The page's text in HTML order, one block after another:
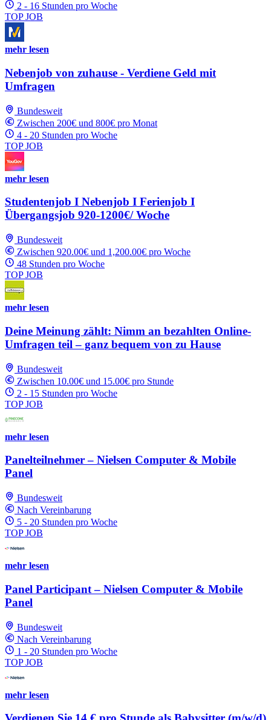
2 - 16 Stunden pro Woche
TOP JOB
mehr lesen
Nebenjob von zuhause - Verdiene Geld mit
Umfragen
Bundesweit
Zwischen 200€ und 800€ pro Monat
4 - 20 Stunden pro Woche
TOP JOB
mehr lesen
Studentenjob I Nebenjob I Ferienjob I
Übergangsjob 920-1200€/ Woche
Bundesweit
Zwischen 920.00€ und 1,200.00€ pro Woche
48 Stunden pro Woche
TOP JOB
mehr lesen
Deine Meinung zählt: Nimm an bezahlten Online-
Umfragen teil – ganz bequem von zu Hause
Bundesweit
Zwischen 10.00€ und 15.00€ pro Stunde
2 - 15 Stunden pro Woche
TOP JOB
mehr lesen
Panelteilnehmer – Nielsen Computer & Mobile
Panel
Bundesweit
Nach Vereinbarung
5 - 20 Stunden pro Woche
TOP JOB
mehr lesen
Panel Participant – Nielsen Computer & Mobile
Panel
Bundesweit
Nach Vereinbarung
1 - 20 Stunden pro Woche
TOP JOB
mehr lesen